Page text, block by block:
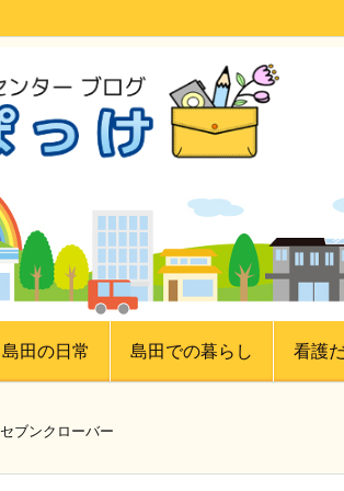
島田の日常 島田での暮らし 看護
セブンクローバー